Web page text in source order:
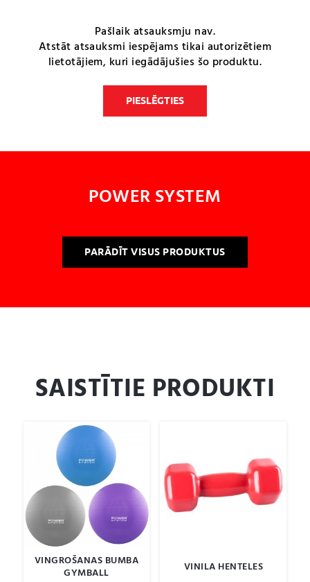
Pašlaik atsauksmju nav.
Atstāt atsauksmi iespējams tikai autorizētiem
lietotājiem, kuri iegādājušies šo produktu.
PIESLĒGTIES
POWER SYSTEM
PARĀDĪT VISUS PRODUKTUS
SAISTĪTIE PRODUKTI
VINGROŠANAS BUMBA
GYMBALL VINILA HENTELES